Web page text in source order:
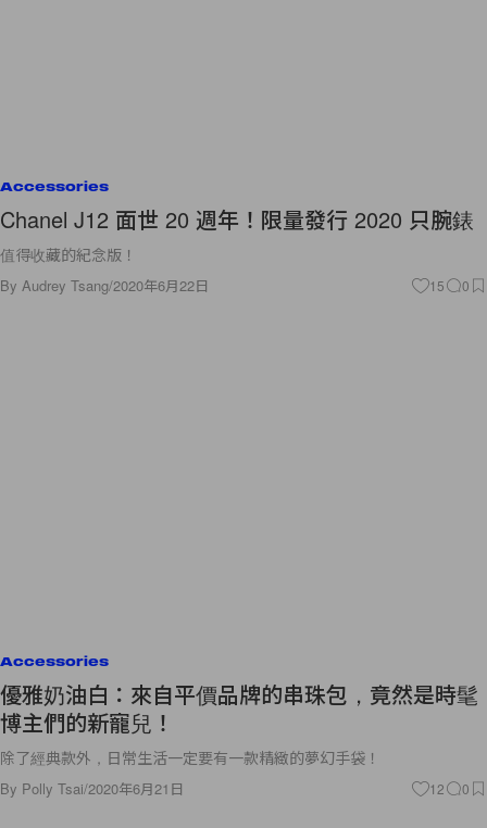
Accessories
Chanel J12 面世 20 週年！限量發行 2020 只腕錶
值得收藏的紀念版！
By Audrey Tsang/2020年6月22日 15 0
Accessories
優雅奶油白：來自平價品牌的串珠包，竟然是時髦
博主們的新寵兒！
除了經典款外，日常生活一定要有一款精緻的夢幻手袋！
By Polly Tsai/2020年6月21日 12 0